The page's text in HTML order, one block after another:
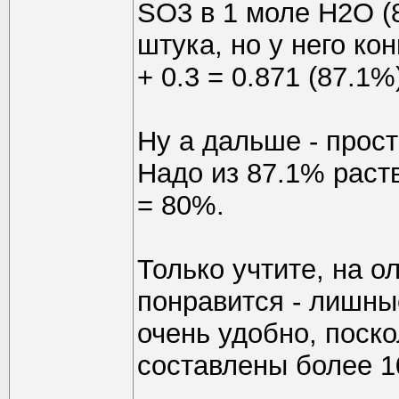
SO3 в 1 моле H2O
штука, но у него
+ 0.3 = 0.871
Ну а дальше -
Надо из 87.1%
= 80%.
Только учтите, на
понравится -
очень удобно,
составлены более